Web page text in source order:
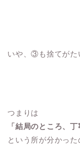
いや、③も捨てがた
つまりは
「結局のところ、
という所が分かっ